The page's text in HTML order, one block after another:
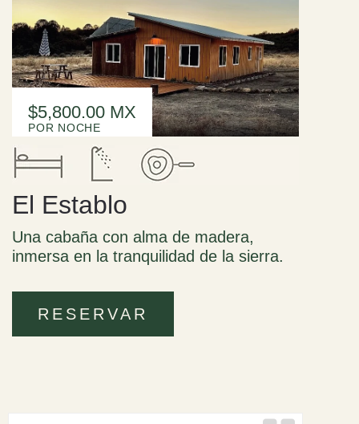
$5,800.00 MX
El Establo
Una cabaña con alma de madera,
inmersa en la tranquilidad de la sierra.
RESERVAR